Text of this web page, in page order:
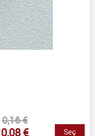
0,16 €
0,08 € Seç